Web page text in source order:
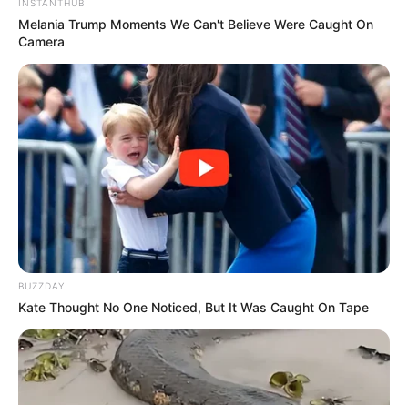
INSTANTHUB
Melania Trump Moments We Can't Believe Were Caught On
Camera
BUZZDAY
Kate Thought No One Noticed, But It Was Caught On Tape